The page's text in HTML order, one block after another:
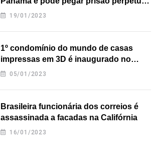
nos EUA
19/01/2023
1º condomínio do mundo de casas
impressas em 3D é inaugurado no
Texas
05/01/2023
Brasileira funcionária dos correios é
assassinada a facadas na Califórnia
16/01/2023